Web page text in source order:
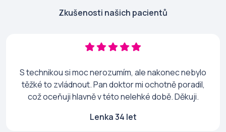
Zkušenosti našich pacientů
S technikou si moc nerozumím, ale nakonec nebylo
těžké to zvládnout. Pan doktor mi ochotně poradil,
což oceňuji hlavně v této nelehké době. Děkuji.
Lenka 34 let